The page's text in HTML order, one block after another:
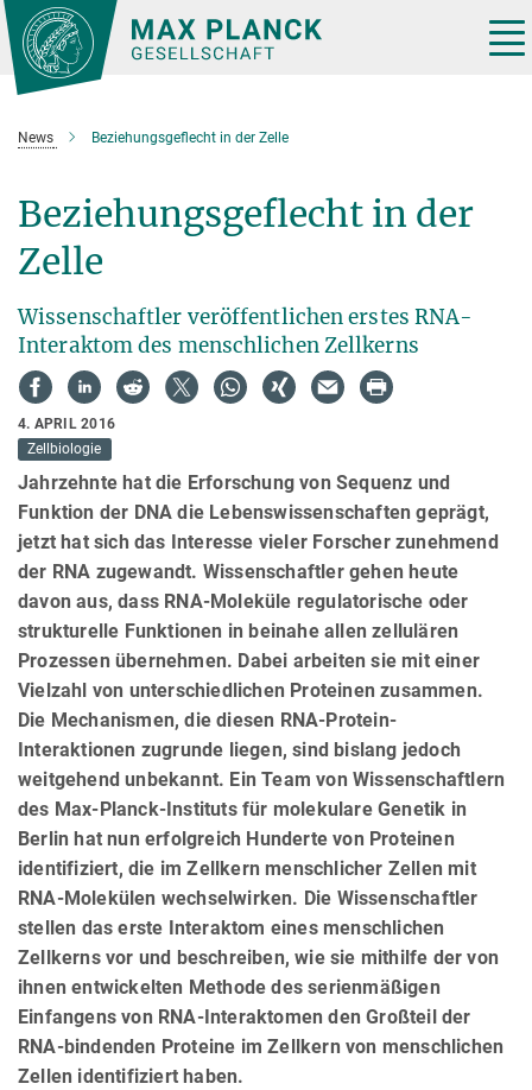
Hauptinhalt
News Beziehungsgeflecht in der Zelle
Beziehungsgeflecht in der
Zelle
Wissenschaftler veröffentlichen erstes RNA-
Interaktom des menschlichen Zellkerns
4. APRIL 2016
Zellbiologie
Jahrzehnte hat die Erforschung von Sequenz und
Funktion der DNA die Lebenswissenschaften geprägt,
jetzt hat sich das Interesse vieler Forscher zunehmend
der RNA zugewandt. Wissenschaftler gehen heute
davon aus, dass RNA-Moleküle regulatorische oder
strukturelle Funktionen in beinahe allen zellulären
Prozessen übernehmen. Dabei arbeiten sie mit einer
Vielzahl von unterschiedlichen Proteinen zusammen.
Die Mechanismen, die diesen RNA-Protein-
Interaktionen zugrunde liegen, sind bislang jedoch
weitgehend unbekannt. Ein Team von Wissenschaftlern
des Max-Planck-Instituts für molekulare Genetik in
Berlin hat nun erfolgreich Hunderte von Proteinen
identifiziert, die im Zellkern menschlicher Zellen mit
RNA-Molekülen wechselwirken. Die Wissenschaftler
stellen das erste Interaktom eines menschlichen
Zellkerns vor und beschreiben, wie sie mithilfe der von
ihnen entwickelten Methode des serienmäßigen
Einfangens von RNA-Interaktomen den Großteil der
RNA-bindenden Proteine im Zellkern von menschlichen
Zellen identifiziert haben.